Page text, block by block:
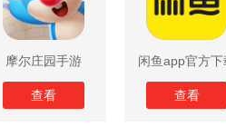
摩尔庄园手游
查看
闲鱼app官方下
查看